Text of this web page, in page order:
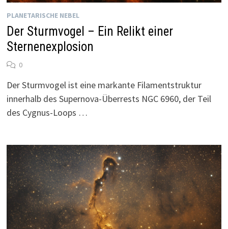
PLANETARISCHE NEBEL
Der Sturmvogel – Ein Relikt einer
Sternenexplosion
0
Der Sturmvogel ist eine markante Filamentstruktur
innerhalb des Supernova-Überrests NGC 6960, der Teil
des Cygnus-Loops …